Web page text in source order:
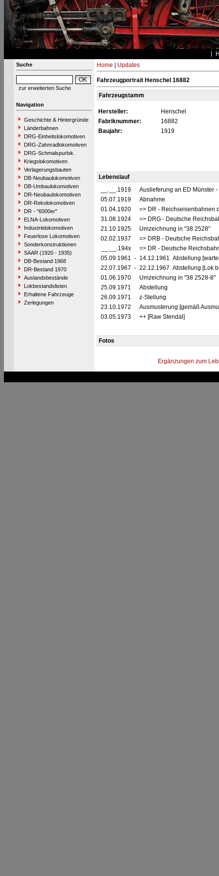
Suche
zur erweiterten Suche
Navigation
Geschichte & Hintergründe
Länderbahnen
DRG-Einheitslokomotiven
DRG-Zahnradlokomotiven
DRG-Schmalspurlok.
Kriegslokomotiven
Verlagerungsbauten
DB-Neubaulokomotiven
DB-Umbaulokomotiven
DR-Neubaulokomotiven
DR-Rekolokomotiven
DR - "6000er"
ELNA-Lokomotiven
Industrielokomotiven
Feuerlose Lokomotiven
Sonderkonstruktionen
SAAR (1920 - 1935)
DB-Bestand 1968
DR-Bestand 1970
Auslandsbestände
Lokbestandslisten
Erhaltene Fahrzeuge
Zerlegungen
Home Updates
Fahrzeugportrait Henschel 16882
Fahrzeugstamm
Hersteller:
Henschel
Fabriknummer:
16882
Baujahr:
1919
Lebenslauf
__.__.1919
Auslieferung an ED Münster
05.07.1919
Abnahme
01.04.1920
=> DR - Reichseisenbahnen
31.08.1924
=> DRG - Deutsche
21.10.1925
Umzeichnung in "38 2528"
02.02.1937
=> DRB - Deutsche
__.__.194x
=> DR - Deutsche
05.09.1961 - 14.12.1961 Abstellung
22.07.1967 - 22.12.1967 Abstellung [Lok
01.06.1970
Umzeichnung in "38 2528-8"
25.09.1971
Abstellung
26.09.1971
z-Stellung
23.10.1972
Ausmusterung [gemäß
03.05.1973
++ [Raw Stendal]
Fotos
Ergänzungen zum